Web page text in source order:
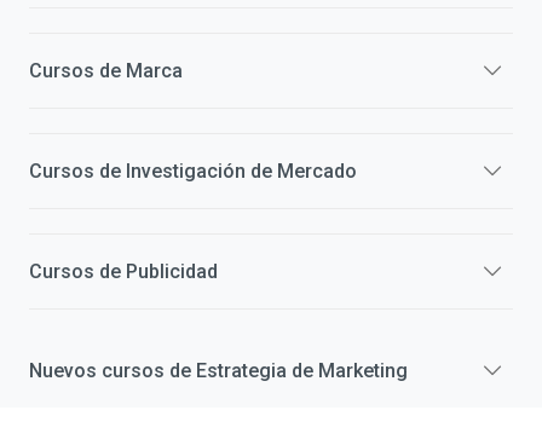
Cursos de Marca
Cursos de Investigación de Mercado
Cursos de Publicidad
Nuevos cursos de Estrategia de Marketing